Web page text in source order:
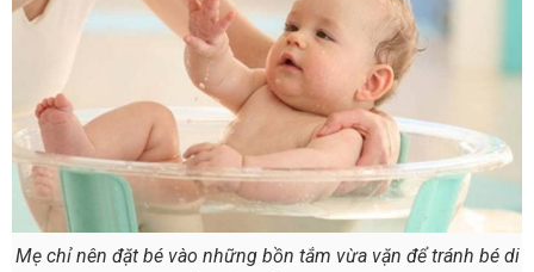
Mẹ chỉ nên đặt bé vào những bồn tắm vừa vặn để tránh bé di